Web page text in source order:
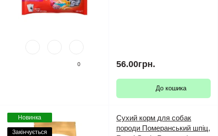
0 56.00грн.
До кошика
Новинка
Закінчується
Сухий корм для собак
породи Померанський шпіц,